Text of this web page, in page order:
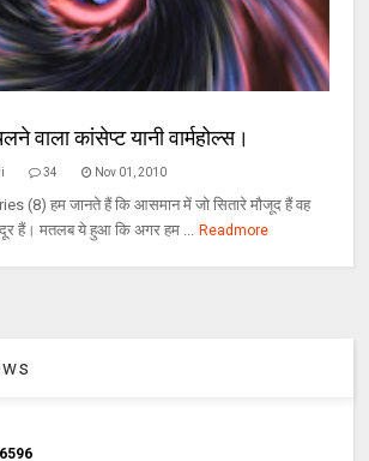
वाला कांसेप्ट यानी वार्महोल्स।
34 Nov 01, 2010
(8) हम जानते हैं कि आसमान में जो सितारे मौजूद हैं वह
दूर हैं। मतलब ये हुआ कि अगर हम ... Readmore
6596